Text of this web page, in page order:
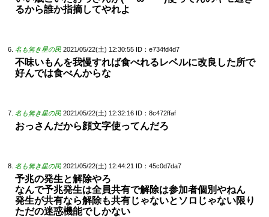
るから誰か指摘してやれよ
名も無き星の民 2021/05/22(土) 12:30:55 ID：e734fd4d7
不味いもんを我慢すれば食べれるレベルに改良した所で
好んでは食べんからな
名も無き星の民 2021/05/22(土) 12:32:16 ID：8c472ffaf
おっさんだから顔文字使ってんだろ
名も無き星の民 2021/05/22(土) 12:44:21 ID：45c0d7da7
予兆の発生と解除やろ
なんで予兆発生は全員共有で解除は参加者個別やねん
発生が共有なら解除も共有じゃないとソロじゃない限り
ただの迷惑機能でしかない